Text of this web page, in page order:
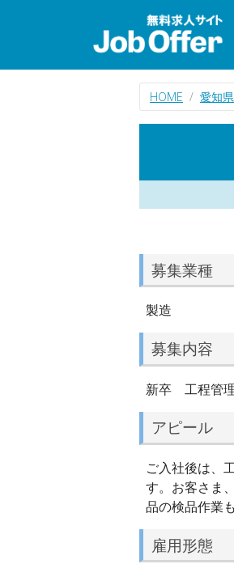
HOME 愛知
募集業種
製造
募集内容
新卒 工程管
アピール
ご入社後は、
す。お客さま
品の検品作業
雇用形態